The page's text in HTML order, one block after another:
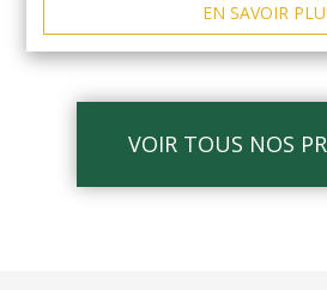
EN SAVOIR
VOIR TOUS NOS